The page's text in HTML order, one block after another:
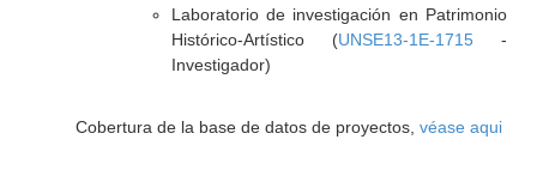
Laboratorio de investigación en Patrimonio
Histórico-Artístico (UNSE13-1E-1715-
Investigador)
Cobertura de la base de datos de proyectos, véase aqui